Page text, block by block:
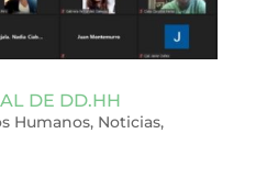
DE DD.HH
Humanos, Noticias,